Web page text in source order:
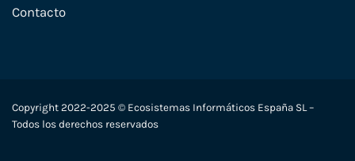
Contacto
Copyright 2022-2025 © Ecosistemas Informáticos España SL –
Todos los derechos reservados